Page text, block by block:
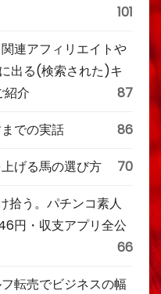
101
連アフィリエイトや
出る(検索された)キ
紹介
87
での実話 86
げる馬の選び方 70
拾う。パチンコ素人
円・収支アプリ全公
66
転売でビジネスの幅